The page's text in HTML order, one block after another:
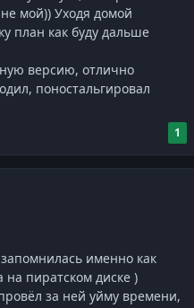
мой)) Уходя домой
план как буду дальше
версию, отлично
поностальгировал
1
именно как
пиратском диске )
за ней уйму времени,